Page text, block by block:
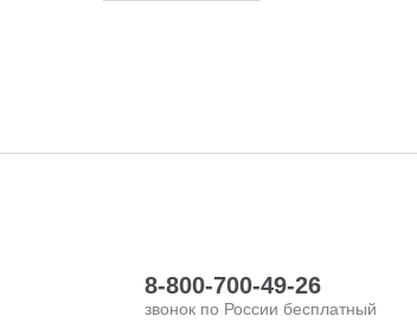
8-800-700-49-26
звонок по России бесплатный